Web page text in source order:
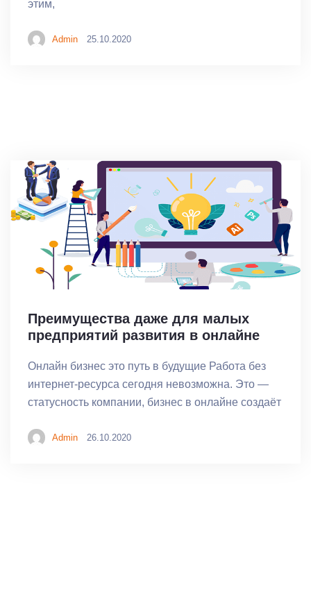
этим,
Admin 25.10.2020
Преимущества даже для малых
предприятий развития в онлайне
Онлайн бизнес это путь в будущие Работа без
интернет-ресурса сегодня невозможна. Это —
статусность компании, бизнес в онлайне создаёт
Admin 26.10.2020